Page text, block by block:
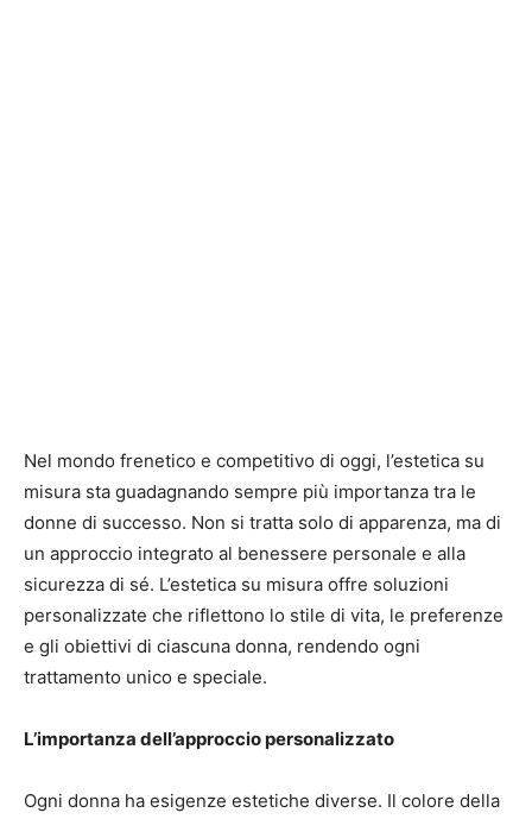
Nel mondo frenetico e competitivo di oggi, l’estetica su
misura sta guadagnando sempre più importanza tra le
donne di successo. Non si tratta solo di apparenza, ma di
un approccio integrato al benessere personale e alla
sicurezza di sé. L’estetica su misura offre soluzioni
personalizzate che riflettono lo stile di vita, le preferenze
e gli obiettivi di ciascuna donna, rendendo ogni
trattamento unico e speciale.
L’importanza dell’approccio personalizzato
Ogni donna ha esigenze estetiche diverse. Il colore della